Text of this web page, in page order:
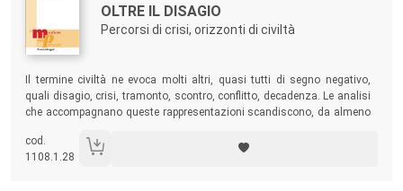
Titolo:
OLTRE IL DISAGIO
Percorsi di crisi, orizzonti di civiltà
Il termine civiltà ne evoca molti altri, quasi tutti di segno negativo,
quali disagio, crisi, tramonto, scontro, conflitto, decadenza. Le analisi
che accompagnano queste rappresentazioni scandiscono, da almeno
tappe critiche, le paure verso il futuro, il desiderio di ridurne gli elementi
di complessità…
cod.
1108.1.28